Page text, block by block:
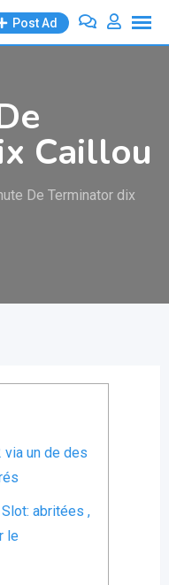
Post Ad
Caillou
De Terminator dix
via un de des
abritées ,
le